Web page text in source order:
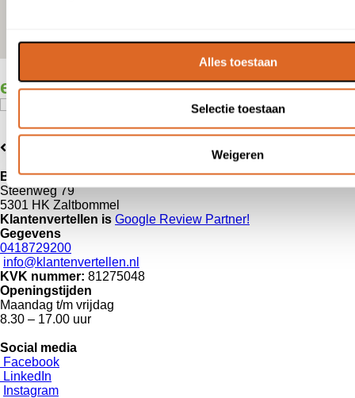
Alles toestaan
Selectie toestaan
Weigeren
enkelepartners
Bezoekadres
Steenweg 79
5301 HK Zaltbommel
Klantenvertellen is Google Review Partner!
Gegevens
0418729200
info@klantenvertellen.nl
KVK nummer: 81275048
Openingstijden
Maandag t/m vrijdag
8.30 – 17.00 uur
Social media
Facebook
LinkedIn
Instagram